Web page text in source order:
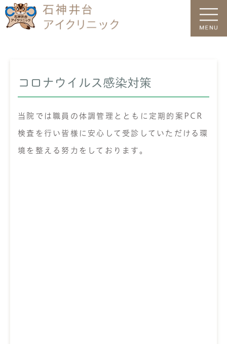
HOME 新着情報
コロナウイルス感染対策
当院では職員の体調管理とともに定期的案PCR
検査を行い皆様に安心して受診していただける環
境を整える努力をしております。